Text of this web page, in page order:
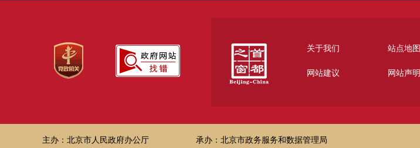
关于我们 站点地图
网站建议 网站声明
主办：北京市人民政府办公厅 承办：北京市政务服务和数据管理局